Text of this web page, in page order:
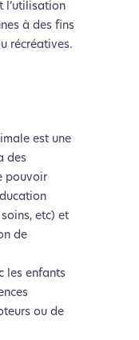
l’utilisation
à des fins
récréatives.
est une
des
pouvoir
etc) et
de
les enfants
ou de